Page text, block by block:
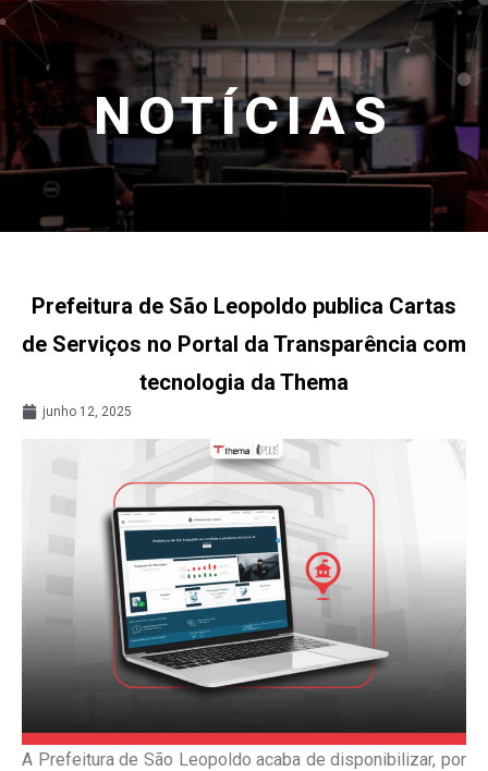
NOTÍCIAS
Prefeitura de São Leopoldo publica Cartas
de Serviços no Portal da Transparência com
tecnologia da Thema
junho 12, 2025
A Prefeitura de São Leopoldo acaba de disponibilizar, por